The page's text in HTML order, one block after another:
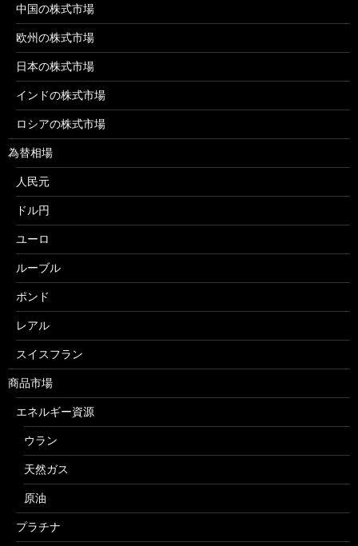
中国の株式市場
欧州の株式市場
日本の株式市場
インドの株式市場
ロシアの株式市場
為替相場
人民元
ドル円
ユーロ
ルーブル
ポンド
レアル
スイスフラン
商品市場
エネルギー資源
ウラン
天然ガス
原油
プラチナ